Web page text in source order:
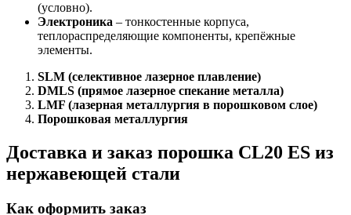
(условно).
Электроника – тонкостенные корпуса,
теплораспределяющие компоненты, крепёжные
элементы.
SLM (селективное лазерное плавление)
DMLS (прямое лазерное спекание металла)
LMF (лазерная металлургия в порошковом слое)
Порошковая металлургия
Доставка и заказ порошка CL20 ES из
нержавеющей стали
Как оформить заказ